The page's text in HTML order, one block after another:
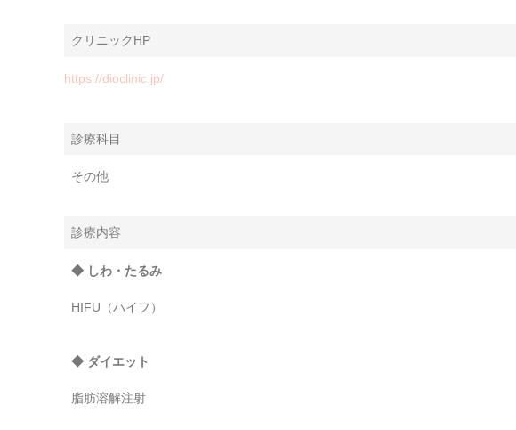
クリニックHP
https://dioclinic.jp/
診療科目
その他
診療内容
◆ しわ・たるみ
HIFU（ハイフ）
◆ ダイエット
脂肪溶解注射